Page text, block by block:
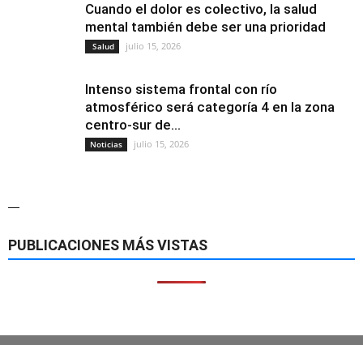
Cuando el dolor es colectivo, la salud
mental también debe ser una prioridad
Salud julio 15, 2026
Intenso sistema frontal con río
atmosférico será categoría 4 en la zona
centro-sur de...
Noticias julio 15, 2026
—
PUBLICACIONES MÁS VISTAS